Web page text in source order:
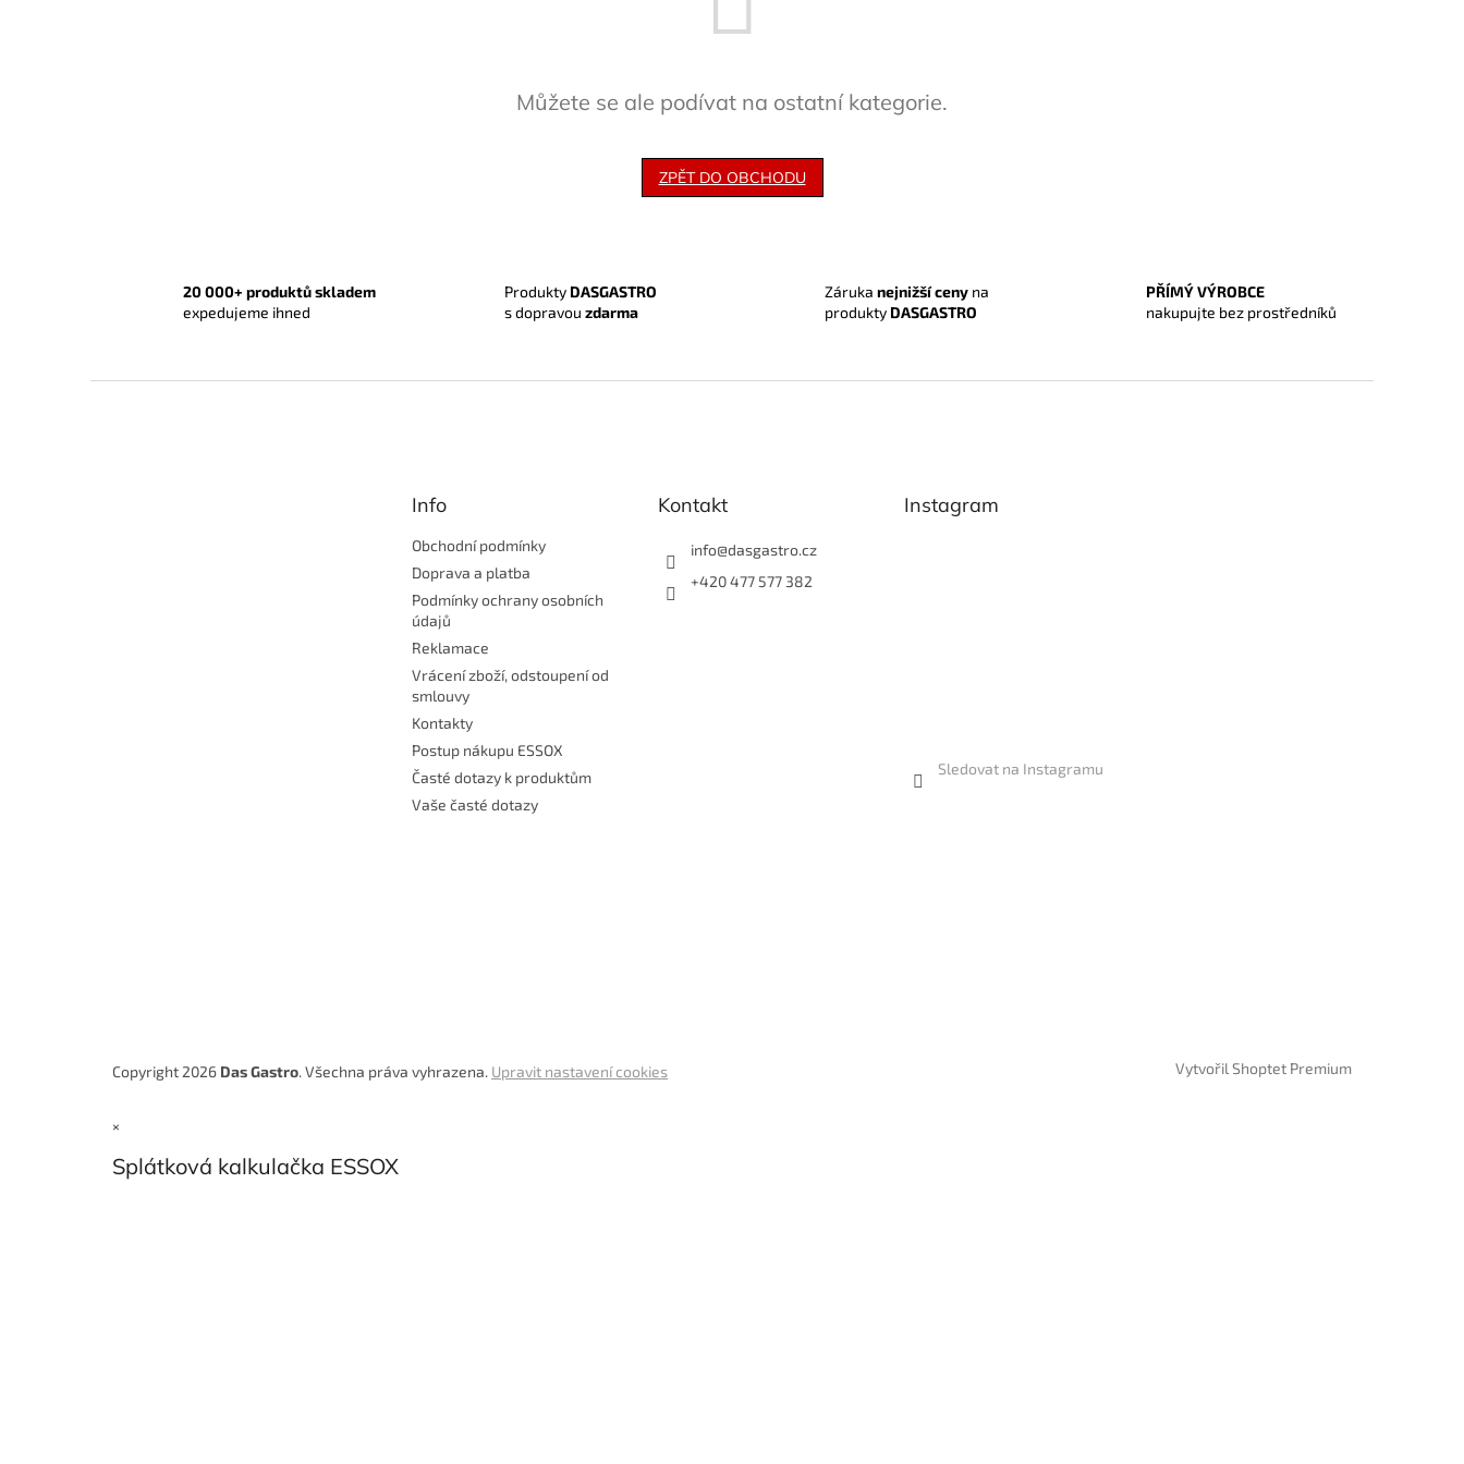
Můžete se ale podívat na ostatní kategorie.
ZPĚT DO OBCHODU
20 000+ produktů skladem
expedujeme ihned
Produkty DASGASTRO
s dopravou zdarma
Záruka nejnižší ceny na
produkty DASGASTRO
PŘÍMÝ VÝROBCE
nakupujte bez prostředníků
Info
Obchodní podmínky
Doprava a platba
Podmínky ochrany osobních
údajů
Reklamace
Vrácení zboží, odstoupení od
smlouvy
Kontakty
Postup nákupu ESSOX
Časté dotazy k produktům
Vaše časté dotazy
Kontakt
info@dasgastro.cz
+420 477 577 382
Instagram
Sledovat na Instagramu
Vytvořil Shoptet Premium
Copyright 2026 Das Gastro. Všechna práva vyhrazena. Upravit nastavení cookies
×
Splátková kalkulačka ESSOX